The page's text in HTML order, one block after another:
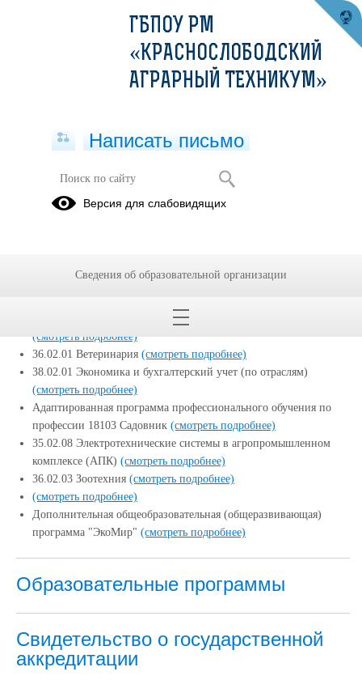
Реализуемые образовательные
и оборудования
(смотреть подробнее)
35.02.08 Электрификация и автоматизация сельского хозяйства
(смотреть подробнее)
36.02.01 Ветеринария (смотреть подробнее)
38.02.01 Экономика и бухгалтерский учет (по отраслям)
(смотреть подробнее)
Адаптированная программа профессионального обучения по
профессии 18103 Садовник (смотреть подробнее)
35.02.08 Электротехнические системы в агропромышленном
комплексе (АПК) (смотреть подробнее)
36.02.03 Зоотехния (смотреть подробнее)
(смотреть подробнее)
Дополнительная общеобразовательная (общеразвивающая)
программа "ЭкоМир" (смотреть подробнее)
Образовательные программы
Свидетельство о государственной
аккредитации
ГБПОУ РМ
«КРАСНОСЛОБОДСКИЙ
АГРАРНЫЙ ТЕХНИКУМ»
Написать письмо
Версия для слабовидящих
Сведения об образовательной организации